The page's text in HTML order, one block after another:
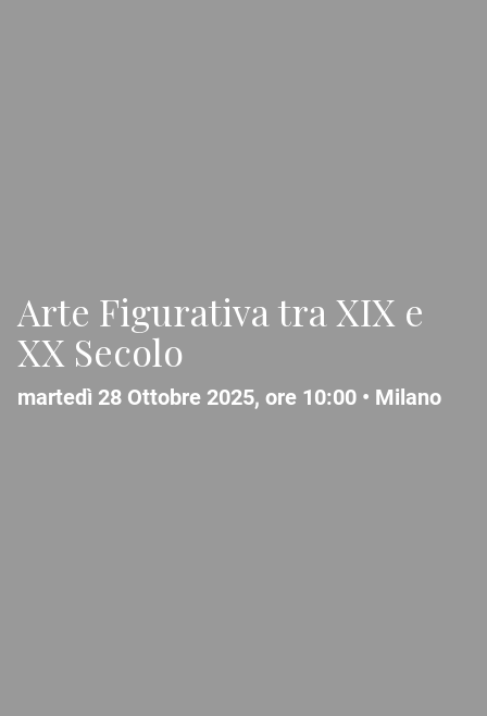
Arte Figurativa tra XIX e
XX Secolo
martedì 28 Ottobre 2025, ore 10:00 • Milano